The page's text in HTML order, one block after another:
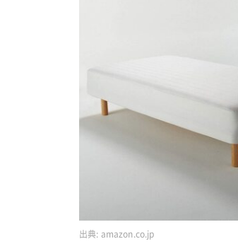
出典: amazon.co.jp